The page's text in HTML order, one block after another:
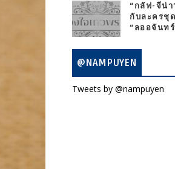
“กลัฟ-จีน่า
กับละครชุด
“ลออจันท
@NAMPUYEN
Tweets by @nampuyen